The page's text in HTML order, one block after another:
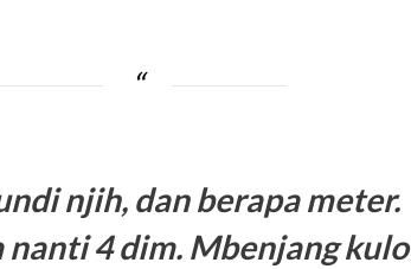
njih, dan berapa meter.
nanti 4 dim. Mbenjang kulo